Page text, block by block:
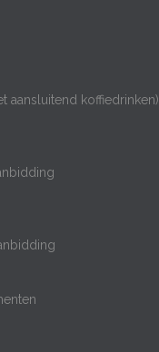
aansluitend koffiedrinken)